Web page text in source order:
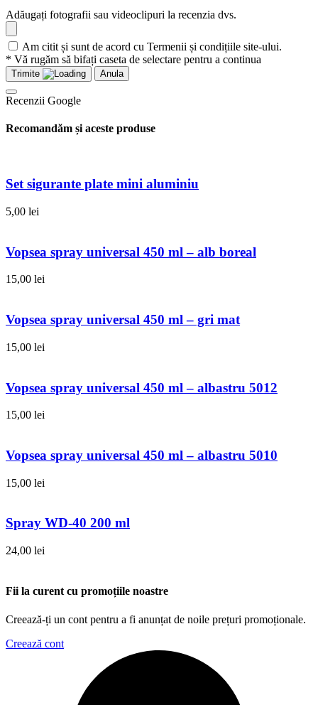
Adăugați fotografii sau videoclipuri la recenzia dvs.
Am citit și sunt de acord cu Termenii și condițiile site-ului.
* Vă rugăm să bifați caseta de selectare pentru a continua
Trimite Anula
Recenzii Google
Recomandăm și aceste produse
Set sigurante plate mini aluminiu
5,00 lei
Vopsea spray universal 450 ml – alb boreal
15,00 lei
Vopsea spray universal 450 ml – gri mat
15,00 lei
Vopsea spray universal 450 ml – albastru 5012
15,00 lei
Vopsea spray universal 450 ml – albastru 5010
15,00 lei
Spray WD-40 200 ml
24,00 lei
Fii la curent cu promoțiile noastre
Creează-ți un cont pentru a fi anunțat de noile prețuri promoționale.
Creează cont